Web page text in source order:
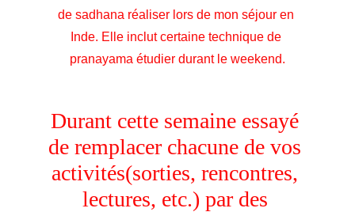
de sadhana réaliser lors de mon séjour en
Inde. Elle inclut certaine technique de
pranayama étudier durant le weekend.
​Durant cette semaine essayé
de remplacer chacune de vos
activités(sorties, rencontres,
lectures, etc.) par des